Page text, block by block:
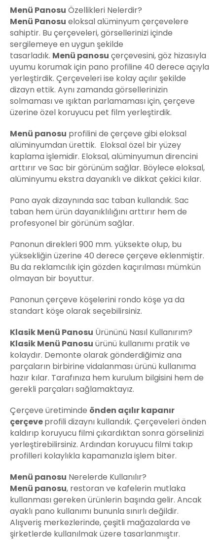
Menü Panosu Özellikleri Nelerdir?
Menü Panosu eloksal alüminyum çerçevelere
sahiptir. Bu çerçeveleri, görsellerinizi içinde
sergilemeye en uygun şekilde
tasarladık. Menü panosu çerçevesini, göz hizasıyla
uyumu korumak için pano profiline 40 derece açıyla
yerleştirdik. Çerçeveleri ise kolay açılır şekilde
dizayn ettik. Aynı zamanda görsellerinizin
solmaması ve ışıktan parlamaması için, çerçeve
üzerine özel koruyucu pet film yerleştirdik.
Menü panosu profilini de çerçeve gibi eloksal
alüminyumdan ürettik. Eloksal özel bir yüzey
kaplama işlemidir. Eloksal, alüminyumun direncini
arttırır ve Sac bir görünüm sağlar. Böylece eloksal,
alüminyumu ekstra dayanıklı ve dikkat çekici kılar.
Pano ayak dizaynında sac taban kullandık. Sac
taban hem ürün dayanıklılığını arttırır hem de
profesyonel bir görünüm sağlar.
Panonun direkleri 900 mm. yüksekte olup, bu
yüksekliğin üzerine 40 derece çerçeve eklenmiştir.
Bu da reklamcılık için gözden kaçırılması mümkün
olmayan bir boyuttur.
Panonun çerçeve köşelerini rondo köşe ya da
standart köşe olarak seçebilirsiniz.
KlasikMenü Panosu Ürününü Nasıl Kullanırım?
KlasikMenü Panosu ürünü kullanımı pratik ve
kolaydır. Demonte olarak gönderdiğimiz ana
parçaların birbirine vidalanması ürünü kullanıma
hazır kılar. Tarafınıza hem kurulum bilgisini hem de
gerekli parçaları sağlamaktayız.
Çerçeve üretiminde önden açılır kapanır
çerçeveprofili dizaynı kullandık. Çerçeveleri önden
kaldırıp koruyucu filmi çıkardıktan sonra görselinizi
yerleştirebilirsiniz. Ardından koruyucu filmi takıp
profilleri kolaylıkla kapamanızla işlem biter.
Menü panosu Nerelerde Kullanılır?
Menü panosu, restoran ve kafelerin mutlaka
kullanması gereken ürünlerin başında gelir. Ancak
ayaklı pano kullanımı bununla sınırlı değildir.
Alışveriş merkezlerinde, çeşitli mağazalarda ve
şirketlerde kullanılmak üzere tasarlanmıştır.